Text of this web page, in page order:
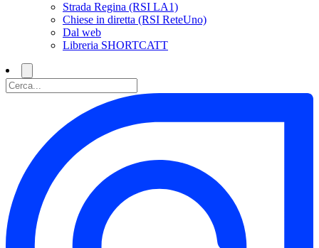
Strada Regina (RSI LA1)
Chiese in diretta (RSI ReteUno)
Dal web
Libreria SHORTCATT